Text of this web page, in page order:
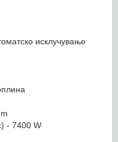
исклучување
- 7400 W